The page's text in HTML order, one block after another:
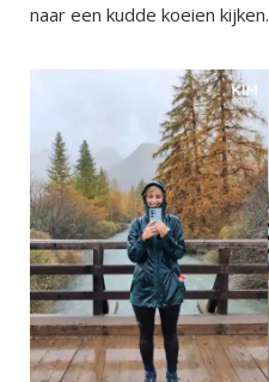
naar een kudde koeien kijken.